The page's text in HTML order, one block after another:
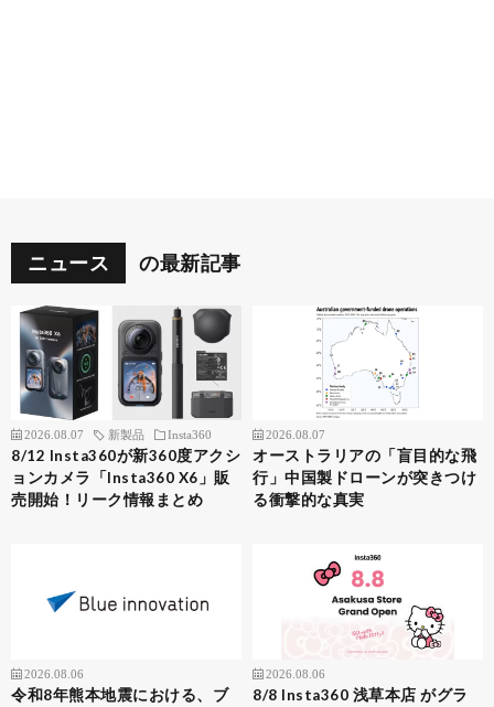
ニュース の最新記事
2026.08.07 新製品 Insta360
8/12 Insta360が新360度アクシ
ョンカメラ「Insta360 X6」販
売開始！リーク情報まとめ
2026.08.07
オーストラリアの「盲目的な飛
行」中国製ドローンが突きつけ
る衝撃的な真実
2026.08.06
令和8年熊本地震における、ブ
2026.08.06
8/8 Insta360 浅草本店 がグラ